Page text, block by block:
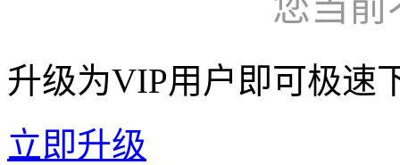
升级为VIP用户即可极速
立即升级